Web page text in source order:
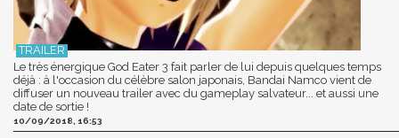
Le très énergique God Eater 3 fait parler de lui depuis quelques temps
déjà : à l'occasion du célèbre salon japonais, Bandai Namco vient de
diffuser un nouveau trailer avec du gameplay salvateur... et aussi une
date de sortie !
10/09/2018, 16:53